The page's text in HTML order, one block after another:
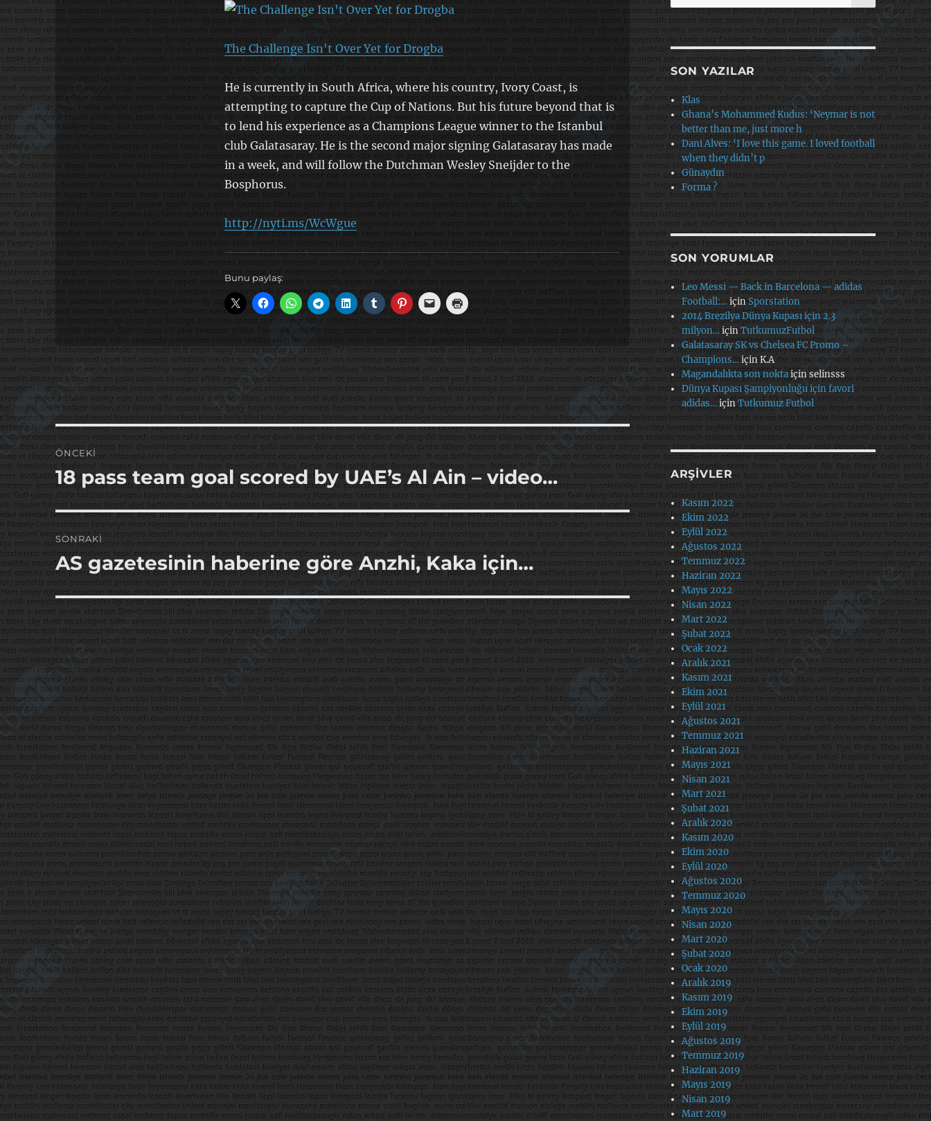
The Challenge Isn't Over Yet for Drogba
He is currently in South Africa, where his country, Ivory Coast, is
attempting to capture the Cup of Nations. But his future beyond that is
to lend his experience as a Champions League winner to the Istanbul
club Galatasaray. He is the second major signing Galatasaray has made
in a week, and will follow the Dutchman Wesley Sneijder to the
Bosphorus.
http://nyti.ms/WcWgue
Bunu paylaş:
Yazı
gezinmesi
ÖNCEKI
Önceki
yazı:
18 pass team goal scored by UAE’s Al Ain – video…
SONRAKI
Sonraki
yazı:
AS gazetesinin haberine göre Anzhi, Kaka için…
SON YAZILAR
Klas
Ghana’s Mohammed Kudus: ‘Neymar is not
better than me, just more h
Dani Alves: ‘I love this game. I loved football
when they didn’t p
Günaydın
Forma ?
SON YORUMLAR
Leo Messi — Back in Barcelona — adidas
Football:…içinSporstation
2014 Brezilya Dünya Kupası için 2.3
milyon…içinTutkumuzFutbol
Galatasaray SK vs Chelsea FC Promo –
Champions…içinK.A
Magandalıkta son noktaiçinselinsss
Dünya Kupası Şampiyonluğu için favori
adidas…içinTutkumuz Futbol
ARŞIVLER
Kasım 2022
Ekim 2022
Eylül 2022
Ağustos 2022
Temmuz 2022
Haziran 2022
Mayıs 2022
Nisan 2022
Mart 2022
Şubat 2022
Ocak 2022
Aralık 2021
Kasım 2021
Ekim 2021
Eylül 2021
Ağustos 2021
Temmuz 2021
Haziran 2021
Mayıs 2021
Nisan 2021
Mart 2021
Şubat 2021
Aralık 2020
Kasım 2020
Ekim 2020
Eylül 2020
Ağustos 2020
Temmuz 2020
Mayıs 2020
Nisan 2020
Mart 2020
Şubat 2020
Ocak 2020
Aralık 2019
Kasım 2019
Ekim 2019
Eylül 2019
Ağustos 2019
Temmuz 2019
Haziran 2019
Mayıs 2019
Nisan 2019
Mart 2019